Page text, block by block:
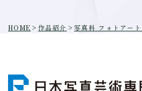
HOME > 作品紹介 >写真科 フォトアート